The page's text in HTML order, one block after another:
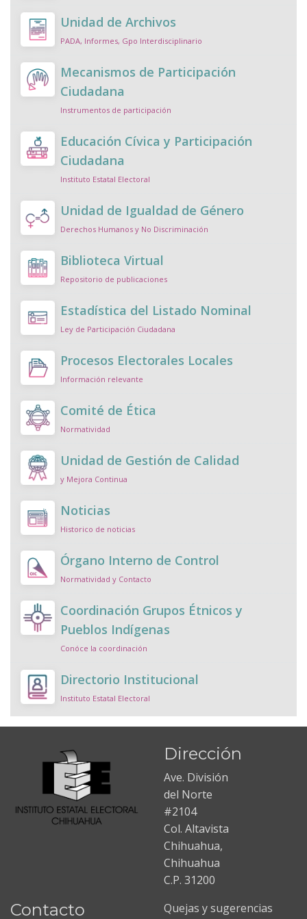
Unidad de Archivos
PADA, Informes, Gpo Interdisciplinario
Mecanismos de Participación
Ciudadana
Instrumentos de participación
Educación Cívica y Participación
Ciudadana
Instituto Estatal Electoral
Unidad de Igualdad de Género
Derechos Humanos y No Discriminación
Biblioteca Virtual
Repositorio de publicaciones
Estadística del Listado Nominal
Ley de Participación Ciudadana
Procesos Electorales Locales
Información relevante
Comité de Ética
Normatividad
Unidad de Gestión de Calidad
y Mejora Continua
Noticias
Historico de noticias
Órgano Interno de Control
Normatividad y Contacto
Coordinación Grupos Étnicos y
Pueblos Indígenas
Conóce la coordinación
Directorio Institucional
Instituto Estatal Electoral
Dirección
Ave. División
del Norte
#2104
Col. Altavista
Chihuahua,
Chihuahua
C.P. 31200
Contacto Quejas y sugerencias